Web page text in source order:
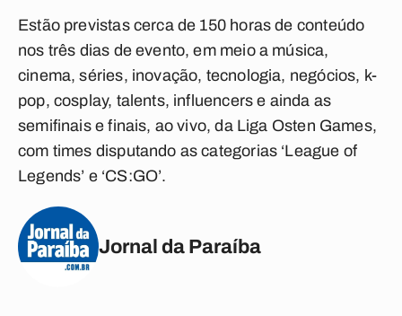
Estão previstas cerca de 150 horas de conteúdo
nos três dias de evento, em meio a música,
cinema, séries, inovação, tecnologia, negócios, k-
pop, cosplay, talents, influencers e ainda as
semifinais e finais, ao vivo, da Liga Osten Games,
com times disputando as categorias ‘League of
Legends’ e ‘CS:GO’.
Jornal da Paraíba